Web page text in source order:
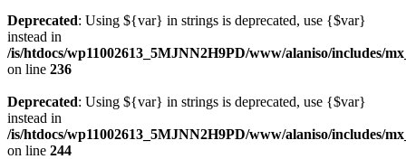
Deprecated: Using ${var} in strings is deprecated, use {$var}
instead in
/is/htdocs/wp11002613_5MJNN2H9PD/www/alaniso/includes/
on line 236
Deprecated: Using ${var} in strings is deprecated, use {$var}
instead in
/is/htdocs/wp11002613_5MJNN2H9PD/www/alaniso/includes/
on line 244